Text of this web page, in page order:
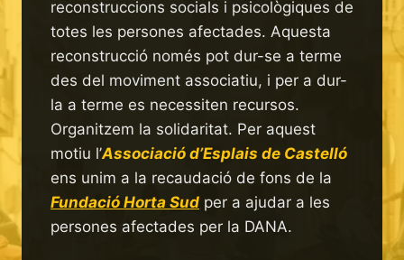
reconstruccions socials i psicològiques de
totes les persones afectades. Aquesta
reconstrucció només pot dur-se a terme
des del moviment associatiu, i per a dur-
la a terme es necessiten recursos.
Organitzem la solidaritat. Per aquest
motiu l’Associació d’Esplais de Castelló
ens unim a la recaudació de fons de la
Fundació Horta Sud per a ajudar a les
persones afectades per la DANA.